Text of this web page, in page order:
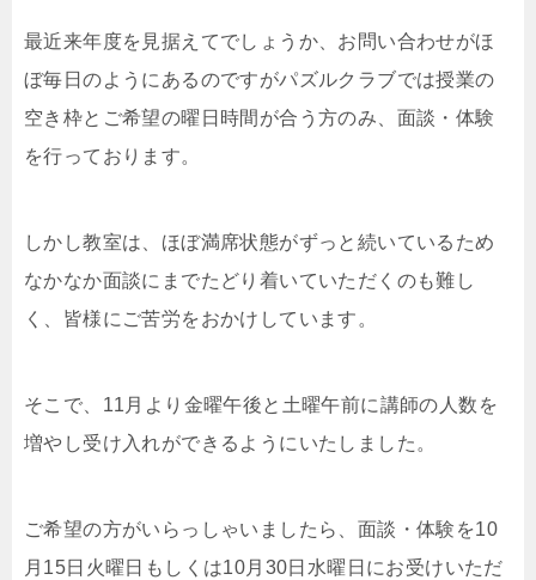
最近来年度を見据えてでしょうか、お問い合わせがほ
ぼ毎日のようにあるのですがパズルクラブでは授業の
空き枠とご希望の曜日時間が合う方のみ、面談・体験
を行っております。
しかし教室は、ほぼ満席状態がずっと続いているため
なかなか面談にまでたどり着いていただくのも難し
く、皆様にご苦労をおかけしています。
そこで、11月より金曜午後と土曜午前に講師の人数を
増やし受け入れができるようにいたしました。
ご希望の方がいらっしゃいましたら、面談・体験を10
月15日火曜日もしくは10月30日水曜日にお受けいただ